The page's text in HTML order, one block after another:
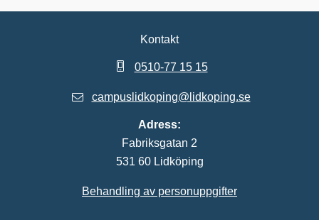
Kontakt
0510-77 15 15
campuslidkoping@lidkoping.se
Adress:
Fabriksgatan 2
531 60 Lidköping
Behandling av personuppgifter